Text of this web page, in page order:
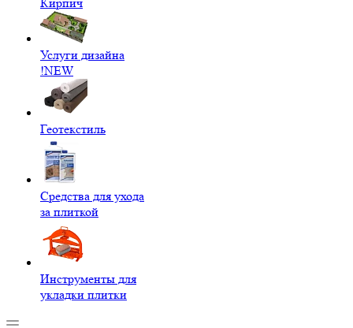
Услуги дизайна
!NEW
Геотекстиль
Средства для ухода
за плиткой
Инструменты для
укладки плитки